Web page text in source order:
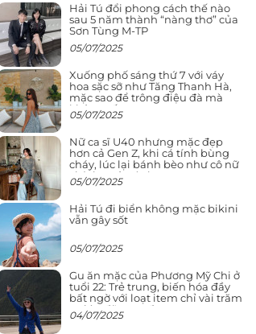
Hải Tú đổi phong cách thế nào
sau 5 năm thành “nàng thơ” của
Sơn Tùng M-TP
05/07/2025
Xuống phố sáng thứ 7 với váy
hoa sặc sỡ như Tăng Thanh Hà,
mặc sao để trông điệu đà mà
không sến
05/07/2025
Nữ ca sĩ U40 nhưng mặc đẹp
hơn cả Gen Z, khi cá tính bùng
cháy, lúc lại bánh bèo như cô nữ
chính ngôn tình
05/07/2025
Hải Tú đi biển không mặc bikini
vẫn gây sốt
05/07/2025
Gu ăn mặc của Phương Mỹ Chi ở
tuổi 22: Trẻ trung, biến hóa đầy
bất ngờ với loạt item chỉ vài trăm
nghìn đã mua được
04/07/2025